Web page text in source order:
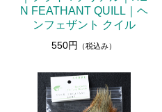
N FEATHANT QUILL｜ヘ
ンフェザント クイル
550円 （税込み）